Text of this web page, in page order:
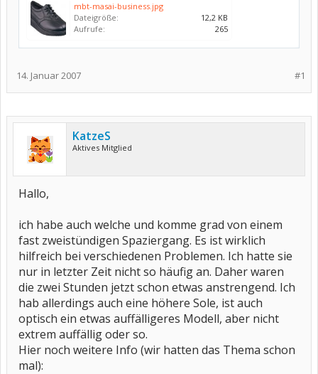
mbt-masai-business.jpg
Dateigröße:
12,2 KB
Aufrufe:
265
#1
14. Januar 2007
KatzeS
Aktives Mitglied
Hallo,
ich habe auch welche und komme grad von einem
fast zweistündigen Spaziergang. Es ist wirklich
hilfreich bei verschiedenen Problemen. Ich hatte sie
nur in letzter Zeit nicht so häufig an. Daher waren
die zwei Stunden jetzt schon etwas anstrengend. Ich
hab allerdings auch eine höhere Sole, ist auch
optisch ein etwas auffälligeres Modell, aber nicht
extrem auffällig oder so.
Hier noch weitere Info (wir hatten das Thema schon
mal):